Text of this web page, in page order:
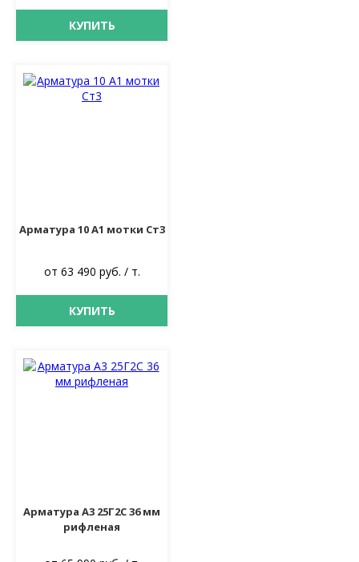
КУПИТЬ
Арматура 10 А1 мотки Ст3
от 63 490 руб. / т.
КУПИТЬ
Арматура А3 25Г2С 36 мм
рифленая